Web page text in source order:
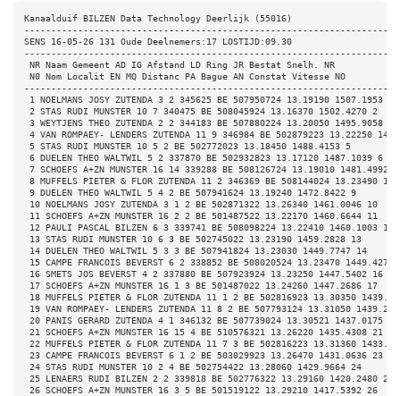
Kanaalduif BILZEN Data Technology Deerlijk (55016)
SENS 16-05-26 131 Oude Deelnemers:17 LOSTIJD:09.30
NR Naam Gemeent AD IG Afstand LD Ring JR Bestat Snelh. NR
N0 Nom Localit EN MQ Distanc PA Bague AN Constat Vitesse NO
1 NOELMANS JOSY ZUTENDA 3 2 345625 BE 507950724 13.19190 1507.1953 1
2 STAS RUDI MUNSTER 10 7 340475 BE 508045924 13.16370 1502.4270 2
3 WEYTJENS THEO ZUTENDA 2 2 344183 BE 507880224 13.20050 1495.9058 3
4 VAN ROMPAEY- LENDERS ZUTENDA 11 9 346984 BE 502879223 13.22250
5 STAS RUDI MUNSTER 10 5 2 BE 502772023 13.18450 1488.4153 5
6 DUELEN THEO WALTWIL 5 2 337870 BE 502932823 13.17120 1487.1039 6
7 SCHOEFS A+ZN MUNSTER 16 14 339288 BE 508126724 13.19010 1481.4992
8 MUFFELS PIETER & FLOR ZUTENDA 11 2 346369 BE 508144024 13.23490
9 DUELEN THEO WALTWIL 5 4 2 BE 507941624 13.19240 1472.8422 9
10 NOELMANS JOSY ZUTENDA 3 1 2 BE 502871322 13.26340 1461.0046 10
11 SCHOEFS A+ZN MUNSTER 16 2 2 BE 501487522 13.22170 1460.6644 11
12 PAULI PASCAL BILZEN 6 3 339741 BE 508098224 13.22410 1460.1003 12
13 STAS RUDI MUNSTER 10 6 3 BE 502745022 13.23190 1459.2828 13
14 DUELEN THEO WALTWIL 5 3 3 BE 507941824 13.23030 1449.7747 14
15 CAMPE FRANCOIS BEVERST 6 2 338852 BE 508020524 13.23470
16 SMETS JOS BEVERST 4 2 337880 BE 507923924 13.23250 1447.5402 16
17 SCHOEFS A+ZN MUNSTER 16 1 3 BE 501487022 13.24260 1447.2686 17
18 MUFFELS PIETER & FLOR ZUTENDA 11 1 2 BE 502816923 13.30350
19 VAN ROMPAEY- LENDERS ZUTENDA 11 8 2 BE 507793124 13.31050
20 PANIS GERARD ZUTENDA 4 1 346132 BE 507739024 13.30521 1437.0175
21 SCHOEFS A+ZN MUNSTER 16 15 4 BE 510576321 13.26220 1435.4308 21
22 MUFFELS PIETER & FLOR ZUTENDA 11 7 3 BE 502816223 13.31360
23 CAMPE FRANCOIS BEVERST 6 1 2 BE 503029923 13.26470 1431.0636 23
24 STAS RUDI MUNSTER 10 2 4 BE 502754422 13.28060 1429.9664 24
25 LENAERS RUDI BILZEN 2 2 339818 BE 502776322 13.29160 1420.2480 25
26 SCHOEFS A+ZN MUNSTER 16 3 5 BE 501519122 13.29210 1417.5392 26